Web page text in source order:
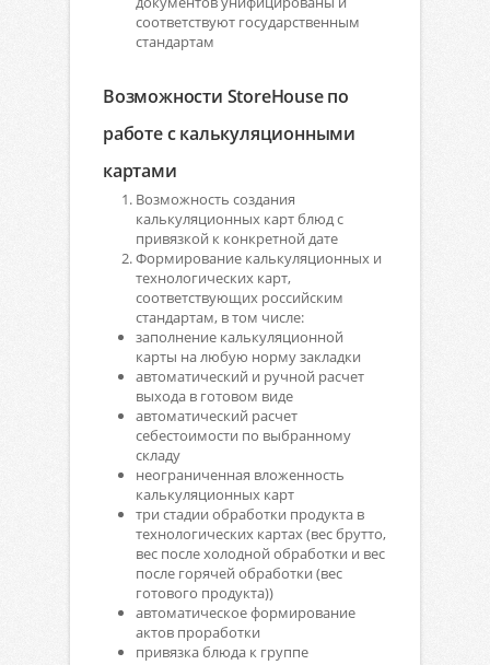
соответствуют государственным
стандартам
Возможности StoreHouse по
работе с калькуляционными
картами
Возможность создания
калькуляционных карт блюд с
привязкой к конкретной дате
Формирование калькуляционных и
технологических карт,
соответствующих российским
стандартам, в том числе:
заполнение калькуляционной
карты на любую норму закладки
автоматический и ручной расчет
выхода в готовом виде
автоматический расчет
себестоимости по выбранному
складу
неограниченная вложенность
калькуляционных карт
три стадии обработки продукта в
технологических картах (вес брутто,
вес после холодной обработки и вес
после горячей обработки (вес
готового продукта))
автоматическое формирование
актов проработки
привязка блюда к группе